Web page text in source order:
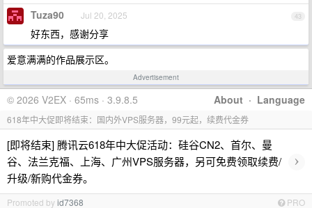
43
Tuza90 Jul 20, 2025
好东西，感谢分享
爱意满满的作品展示区。
Advertisement
About · Language
© 2026 V2EX · 65ms · 3.9.8.5
618年中大促即将结束：国内外VPS服务器，99元起，续费代金券
[即将结束] 腾讯云618年中大促活动：硅谷CN2、首尔、曼
谷、法兰克福、上海、广州VPS服务器，另可免费领取续费/
升级/新购代金券。
›
Promoted byid7368 PRO